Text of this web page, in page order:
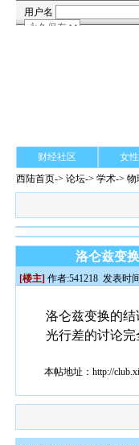
财经社区 女
西陆首页->论坛->学术->
洛仑兹变
[楼主] 作者:541218 发表时
洛仑兹变换的
光行差的讨论完
本帖地址：http://